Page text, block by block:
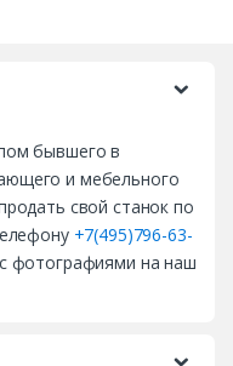
бывшего в
и мебельного
свой станок по
+7(495)796-63-
фотографиями на наш